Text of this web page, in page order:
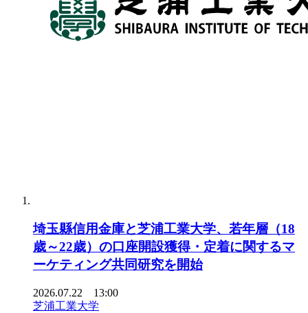
埼玉縣信用金庫と芝浦工業大学、若年層（18
歳～22歳）の口座開設獲得・定着に関するマ
ーケティング共同研究を開始
2026.07.22 13:00
芝浦工業大学